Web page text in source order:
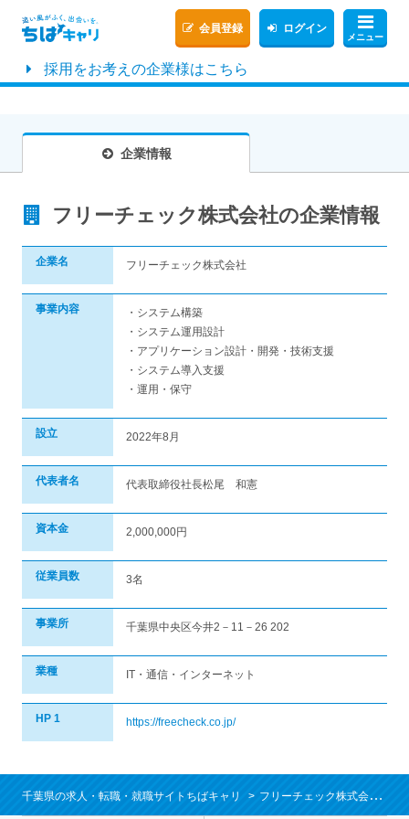
メニュー
会員登録 ログイン
採用をお考えの企業様はこちら
企業情報
フリーチェック株式会社の企業情報
企業名 フリーチェック株式会社
事業内容
・システム構築
・システム運用設計
・アプリケーション設計・開発・技術支援
・システム導入支援
・運用・保守
設立 2022年8月
代表者名 代表取締役社長松尾 和憲
資本金 2,000,000円
従業員数 3名
事業所 千葉県中央区今井2－11－26 202
業種 IT・通信・インターネット
HP 1 https://freecheck.co.jp/
千葉県の求人・転職・就職サイトちばキャリ フリーチェック株式会社の求人/就職情報